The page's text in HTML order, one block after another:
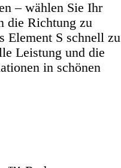
– wählen Sie Ihr
die Richtung zu
Element S schnell zu
Leistung und die
in schönen